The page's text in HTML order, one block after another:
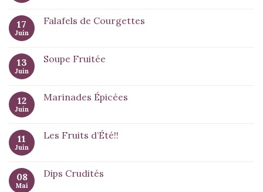
17
Juin
Falafels de Courgettes
13
Juin
Soupe Fruitée
12
Juin
Marinades Épicées
11
Juin
Les Fruits d’Été!!
08
Mai
Dips Crudités